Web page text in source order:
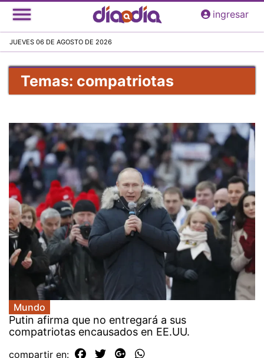
Pasar
al
principal
ingresar
JUEVES 06 DE AGOSTO DE 2026
Temas: compatriotas
Mundo
Putin afirma que no entregará a sus
compatriotas encausados en EE.UU.
compartir en: